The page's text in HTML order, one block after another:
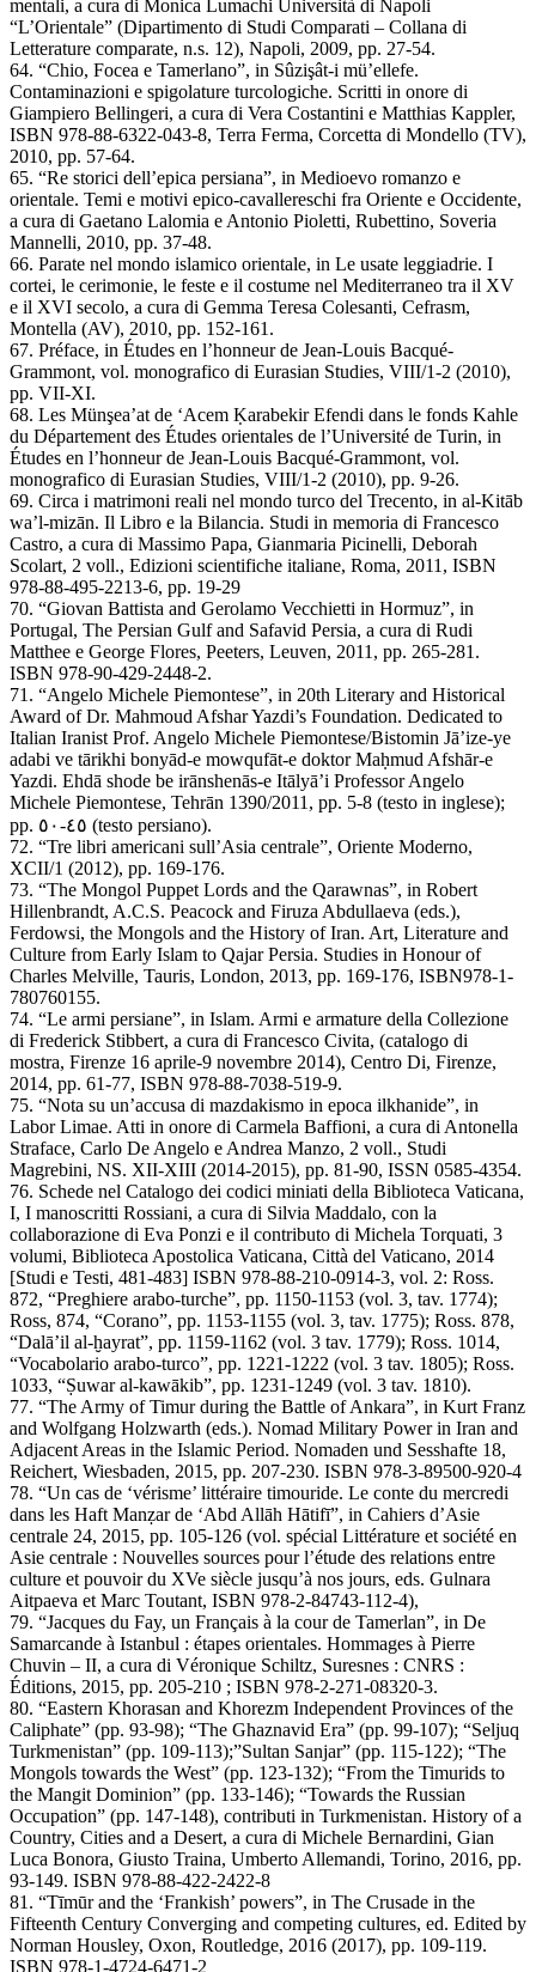
mentali, a cura di Monica Lumachi Università di Napoli
“L’Orientale” (Dipartimento di Studi Comparati – Collana di
Letterature comparate, n.s. 12), Napoli, 2009, pp. 27-54.
64. “Chio, Focea e Tamerlano”, in Sûzişât-i mü’ellefe.
Contaminazioni e spigolature turcologiche. Scritti in onore di
Giampiero Bellingeri, a cura di Vera Costantini e Matthias Kappler,
ISBN 978-88-6322-043-8, Terra Ferma, Corcetta di Mondello (TV),
2010, pp. 57-64.
65. “Re storici dell’epica persiana”, in Medioevo romanzo e
orientale. Temi e motivi epico-cavallereschi fra Oriente e Occidente,
a cura di Gaetano Lalomia e Antonio Pioletti, Rubettino, Soveria
Mannelli, 2010, pp. 37-48.
66. Parate nel mondo islamico orientale, in Le usate leggiadrie. I
cortei, le cerimonie, le feste e il costume nel Mediterraneo tra il XV
e il XVI secolo, a cura di Gemma Teresa Colesanti, Cefrasm,
Montella (AV), 2010, pp. 152-161.
67. Préface, in Études en l’honneur de Jean-Louis Bacqué-
Grammont, vol. monografico di Eurasian Studies, VIII/1-2 (2010),
pp. VII-XI.
68. Les Münşea’at de ‘Acem Ḳarabekir Efendi dans le fonds Kahle
du Département des Études orientales de l’Université de Turin, in
Études en l’honneur de Jean-Louis Bacqué-Grammont, vol.
monografico di Eurasian Studies, VIII/1-2 (2010), pp. 9-26.
69. Circa i matrimoni reali nel mondo turco del Trecento, in al-Kitāb
wa’l-mizān. Il Libro e la Bilancia. Studi in memoria di Francesco
Castro, a cura di Massimo Papa, Gianmaria Picinelli, Deborah
Scolart, 2 voll., Edizioni scientifiche italiane, Roma, 2011, ISBN
978-88-495-2213-6, pp. 19-29
70. “Giovan Battista and Gerolamo Vecchietti in Hormuz”, in
Portugal, The Persian Gulf and Safavid Persia, a cura di Rudi
Matthee e George Flores, Peeters, Leuven, 2011, pp. 265-281.
ISBN 978-90-429-2448-2.
71. “Angelo Michele Piemontese”, in 20th Literary and Historical
Award of Dr. Mahmoud Afshar Yazdi’s Foundation. Dedicated to
Italian Iranist Prof. Angelo Michele Piemontese/Bistomin Jā’ize-ye
adabi ve tārikhi bonyād-e mowqufāt-e doktor Maḥmud Afshār-e
Yazdi. Ehdā shode be irānshenās-e Itālyā’i Professor Angelo
Michele Piemontese, Tehrān 1390/2011, pp. 5-8 (testo in inglese);
pp. ٤٥-٥٠ (testo persiano).
72. “Tre libri americani sull’Asia centrale”, Oriente Moderno,
XCII/1 (2012), pp. 169-176.
73. “The Mongol Puppet Lords and the Qarawnas”, in Robert
Hillenbrandt, A.C.S. Peacock and Firuza Abdullaeva (eds.),
Ferdowsi, the Mongols and the History of Iran. Art, Literature and
Culture from Early Islam to Qajar Persia. Studies in Honour of
Charles Melville, Tauris, London, 2013, pp. 169-176, ISBN978-1-
780760155.
74. “Le armi persiane”, in Islam. Armi e armature della Collezione
di Frederick Stibbert, a cura di Francesco Civita, (catalogo di
mostra, Firenze 16 aprile-9 novembre 2014), Centro Di, Firenze,
2014, pp. 61-77, ISBN 978-88-7038-519-9.
75. “Nota su un’accusa di mazdakismo in epoca ilkhanide”, in
Labor Limae. Atti in onore di Carmela Baffioni, a cura di Antonella
Straface, Carlo De Angelo e Andrea Manzo, 2 voll., Studi
Magrebini, NS. XII-XIII (2014-2015), pp. 81-90, ISSN 0585-4354.
76. Schede nel Catalogo dei codici miniati della Biblioteca Vaticana,
I, I manoscritti Rossiani, a cura di Silvia Maddalo, con la
collaborazione di Eva Ponzi e il contributo di Michela Torquati, 3
volumi, Biblioteca Apostolica Vaticana, Città del Vaticano, 2014
[Studi e Testi, 481-483] ISBN 978-88-210-0914-3, vol. 2: Ross.
872, “Preghiere arabo-turche”, pp. 1150-1153 (vol. 3, tav. 1774);
Ross, 874, “Corano”, pp. 1153-1155 (vol. 3, tav. 1775); Ross. 878,
“Dalā’il al-ḫayrat”, pp. 1159-1162 (vol. 3 tav. 1779); Ross. 1014,
“Vocabolario arabo-turco”, pp. 1221-1222 (vol. 3 tav. 1805); Ross.
1033, “Ṣuwar al-kawākib”, pp. 1231-1249 (vol. 3 tav. 1810).
77. “The Army of Timur during the Battle of Ankara”, in Kurt Franz
and Wolfgang Holzwarth (eds.). Nomad Military Power in Iran and
Adjacent Areas in the Islamic Period. Nomaden und Sesshafte 18,
Reichert, Wiesbaden, 2015, pp. 207-230. ISBN 978-3-89500-920-4
78. “Un cas de ‘vérisme’ littéraire timouride. Le conte du mercredi
dans les Haft Manẓar de ‘Abd Allāh Hātifī”, in Cahiers d’Asie
centrale 24, 2015, pp. 105-126 (vol. spécial Littérature et société en
Asie centrale : Nouvelles sources pour l’étude des relations entre
culture et pouvoir du XVe siècle jusqu’à nos jours, eds. Gulnara
Aitpaeva et Marc Toutant, ISBN 978-2-84743-112-4),
79. “Jacques du Fay, un Français à la cour de Tamerlan”, in De
Samarcande à Istanbul : étapes orientales. Hommages à Pierre
Chuvin – II, a cura di Véronique Schiltz, Suresnes : CNRS :
Éditions, 2015, pp. 205-210 ; ISBN 978-2-271-08320-3.
80. “Eastern Khorasan and Khorezm Independent Provinces of the
Caliphate” (pp. 93-98); “The Ghaznavid Era” (pp. 99-107); “Seljuq
Turkmenistan” (pp. 109-113);”Sultan Sanjar” (pp. 115-122); “The
Mongols towards the West” (pp. 123-132); “From the Timurids to
the Mangit Dominion” (pp. 133-146); “Towards the Russian
Occupation” (pp. 147-148), contributi in Turkmenistan. History of a
Country, Cities and a Desert, a cura di Michele Bernardini, Gian
Luca Bonora, Giusto Traina, Umberto Allemandi, Torino, 2016, pp.
93-149. ISBN 978-88-422-2422-8
81. “Tīmūr and the ‘Frankish’ powers”, in The Crusade in the
Fifteenth Century Converging and competing cultures, ed. Edited by
Norman Housley, Oxon, Routledge, 2016 (2017), pp. 109-119.
ISBN 978-1-4724-6471-2